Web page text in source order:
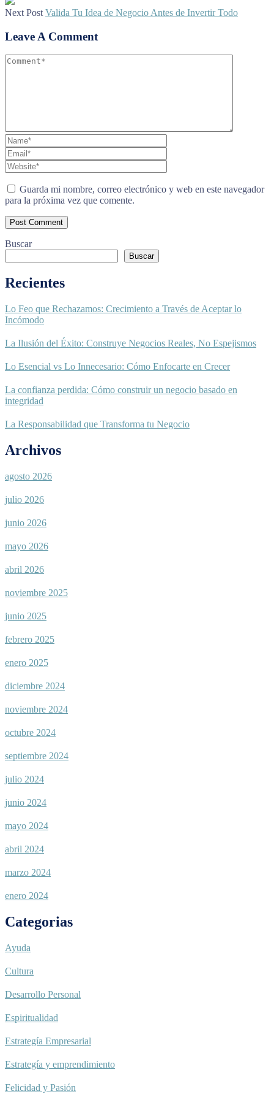
Next Post Valida Tu Idea de Negocio Antes de Invertir Todo
Leave A Comment
Guarda mi nombre, correo electrónico y web en este navegador
para la próxima vez que comente.
Buscar
Buscar
Recientes
Lo Feo que Rechazamos: Crecimiento a Través de Aceptar lo
Incómodo
La Ilusión del Éxito: Construye Negocios Reales, No Espejismos
Lo Esencial vs Lo Innecesario: Cómo Enfocarte en Crecer
La confianza perdida: Cómo construir un negocio basado en
integridad
La Responsabilidad que Transforma tu Negocio
Archivos
agosto 2026
julio 2026
junio 2026
mayo 2026
abril 2026
noviembre 2025
junio 2025
febrero 2025
enero 2025
diciembre 2024
noviembre 2024
octubre 2024
septiembre 2024
julio 2024
junio 2024
mayo 2024
abril 2024
marzo 2024
enero 2024
Categorias
Ayuda
Cultura
Desarrollo Personal
Espiritualidad
Estrategía Empresarial
Estrategía y emprendimiento
Felicidad y Pasión